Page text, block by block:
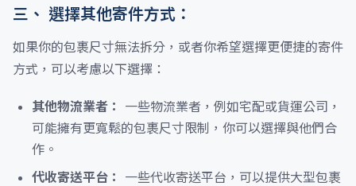
三、 選擇其他寄件方式：
如果你的包裹尺寸無法拆分，或者你希望選擇更便捷的寄件
方式，可以考慮以下選擇：
其他物流業者：
一些物流業者，例如宅配或貨運公司，
可能擁有更寬鬆的包裹尺寸限制，你可以選擇與他們合
作。
代收寄送平台：
一些代收寄送平台，可以提供大型包裹